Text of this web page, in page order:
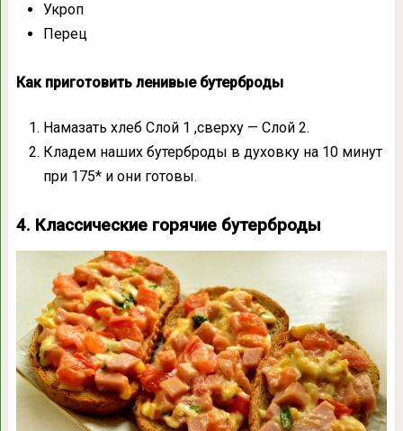
Укроп
Перец
Как приготовить ленивые бутерброды
Намазать хлеб Слой 1 ,сверху — Слой 2.
Кладем наших бутерброды в духовку на 10 минут
при 175* и они готовы.
4. Классические горячие бутерброды